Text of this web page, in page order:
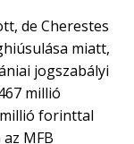
de Cherestes
miatt,
jogszabályi
millió
forinttal
MFB